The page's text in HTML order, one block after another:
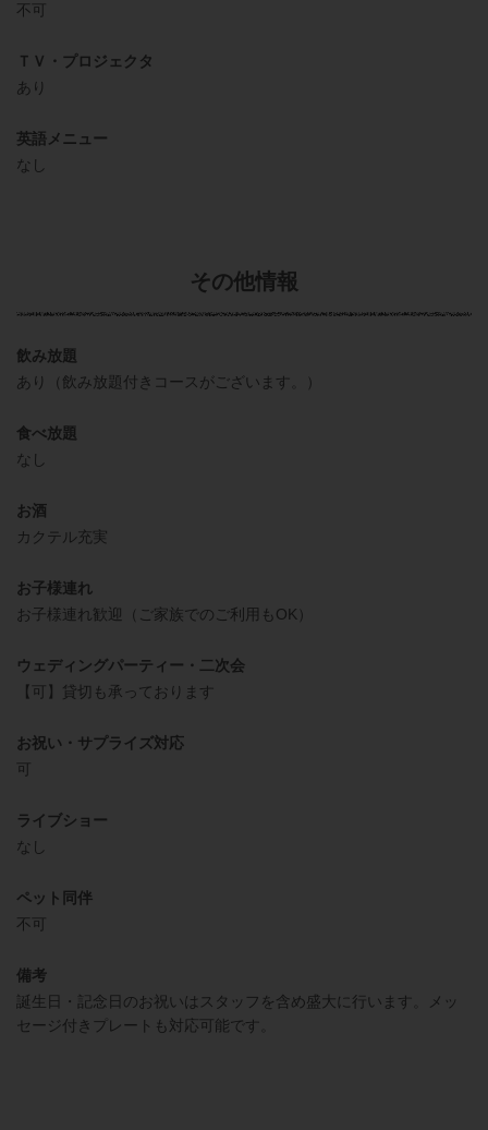
不可
ＴＶ・プロジェクタ
あり
英語メニュー
なし
その他情報
飲み放題
あり（飲み放題付きコースがございます。）
食べ放題
なし
お酒
カクテル充実
お子様連れ
お子様連れ歓迎（ご家族でのご利用もOK）
ウェディングパーティー・二次会
【可】貸切も承っております
お祝い・サプライズ対応
可
ライブショー
なし
ペット同伴
不可
備考
誕生日・記念日のお祝いはスタッフを含め盛大に行います。メッ
セージ付きプレートも対応可能です。